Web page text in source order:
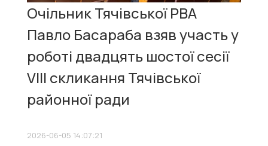
Очільник Тячівської РВА
Павло Басараба взяв участь у
роботі двадцять шостої сесії
VIII скликання Тячівської
районної ради
2026-06-05 14:07:21